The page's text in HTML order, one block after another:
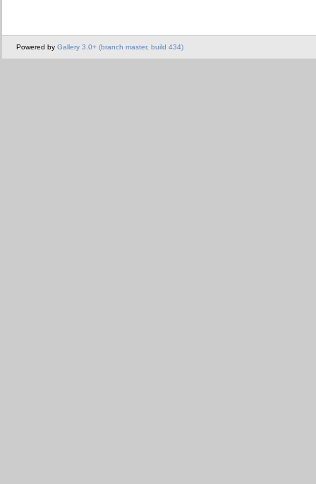
Powered by Gallery 3.0+ (branch master, build 434)